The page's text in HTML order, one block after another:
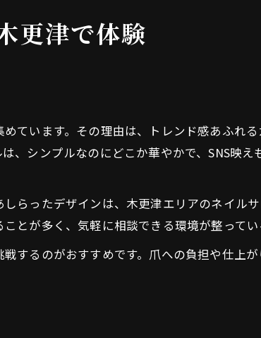
更津で体験
ています。その理由は、トレンド感あふれ
、シンプルなのにどこか華やかで、SNS映
らったデザインは、木更津エリアのネイルサ
とが多く、気軽に相談できる環境が整ってい
するのがおすすめです。爪への負担や仕上